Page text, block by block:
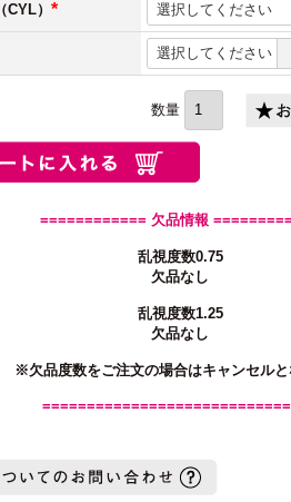
）
============ 欠品情報
乱視度数0.75
欠品なし
乱視度数1.25
欠品なし
※欠品度数をご注文の場合はキャンセル